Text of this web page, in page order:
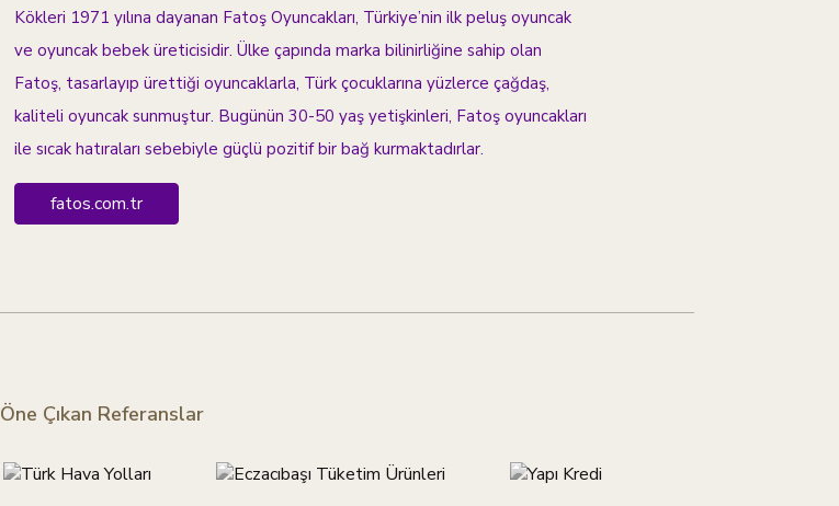
Kökleri 1971 yılına dayanan Fatoş Oyuncakları, Türkiye’nin ilk peluş oyuncak
ve oyuncak bebek üreticisidir. Ülke çapında marka bilinirliğine sahip olan
Fatoş, tasarlayıp ürettiği oyuncaklarla, Türk çocuklarına yüzlerce çağdaş,
kaliteli oyuncak sunmuştur. Bugünün 30-50 yaş yetişkinleri, Fatoş oyuncakları
ile sıcak hatıraları sebebiyle güçlü pozitif bir bağ kurmaktadırlar.
fatos.com.tr
Öne Çıkan Referanslar